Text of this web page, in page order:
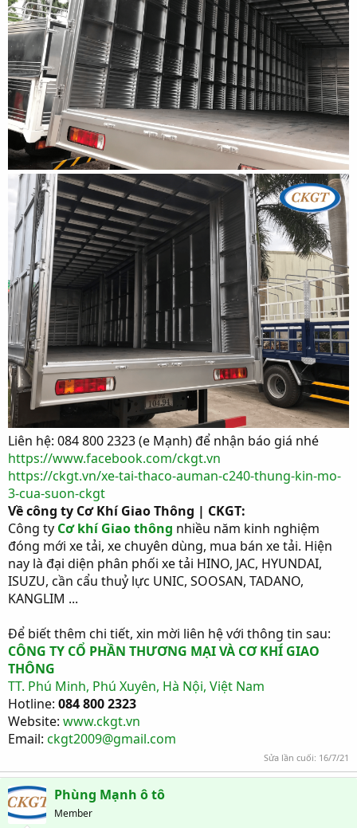
Liên hệ: 084 800 2323 (e Mạnh) để nhận báo giá nhé
https://www.facebook.com/ckgt.vn
https://ckgt.vn/xe-tai-thaco-auman-c240-thung-kin-mo-
3-cua-suon-ckgt
Về công ty Cơ Khí Giao Thông | CKGT:
Công ty Cơ khí Giao thông nhiều năm kinh nghiệm
đóng mới xe tải, xe chuyên dùng, mua bán xe tải. Hiện
nay là đại diện phân phối xe tải HINO, JAC, HYUNDAI,
ISUZU, cần cẩu thuỷ lực UNIC, SOOSAN, TADANO,
KANGLIM ...
Để biết thêm chi tiết, xin mời liên hệ với thông tin sau:
CÔNG TY CỔ PHẦN THƯƠNG MẠI VÀ CƠ KHÍ GIAO
THÔNG
TT. Phú Minh, Phú Xuyên, Hà Nội, Việt Nam
Hotline: 084 800 2323
Website: www.ckgt.vn
Email: ckgt2009@gmail.com
Sửa lần cuối: 16/7/21
Phùng Mạnh ô tô
Member